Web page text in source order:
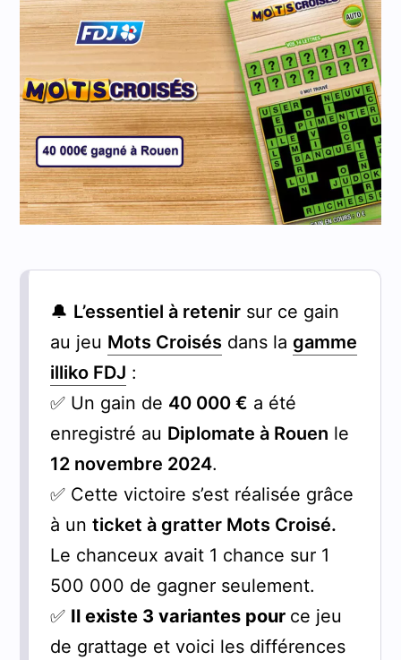
🔔 L’essentiel à retenirsur ce gain
au jeu Mots Croisésdans la gamme
illiko FDJ :
✅ Un gain de 40 000 € a été
enregistré au Diplomate à Rouen le
12 novembre 2024.
✅ Cette victoire s’est réalisée grâce
à un ticket à gratter Mots Croisé.
Le chanceux avait 1 chance sur 1
500 000 de gagner seulement.
✅ Il existe 3 variantes pour ce jeu
de grattage et voici les différences